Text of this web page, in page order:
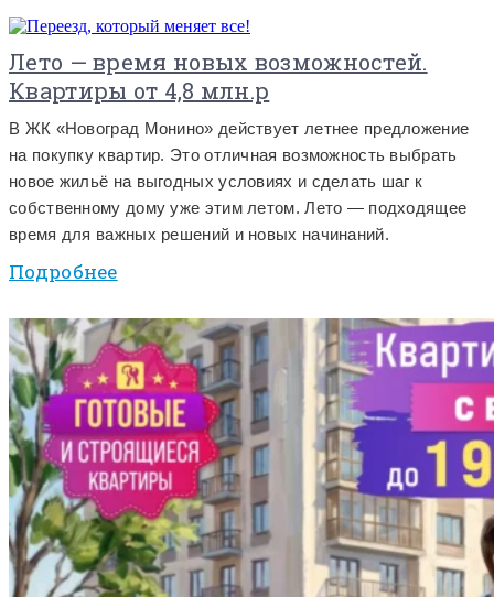
Лето — время новых возможностей.
Квартиры от 4,8 млн.р
В ЖК «Новоград Монино» действует летнее предложение
на покупку квартир. Это отличная возможность выбрать
новое жильё на выгодных условиях и сделать шаг к
собственному дому уже этим летом. Лето — подходящее
время для важных решений и новых начинаний.
Подробнее